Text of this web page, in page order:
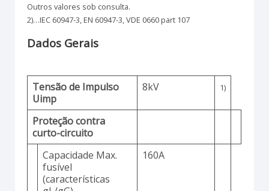
Outros valores sob consulta.
2)…IEC 60947-3, EN 60947-3, VDE 0660 part 107
Dados Gerais
Tensão de Impulso
Uimp
8kV 1)
Proteção contra
curto-circuito
Capacidade Max.
fusível
(características
160A